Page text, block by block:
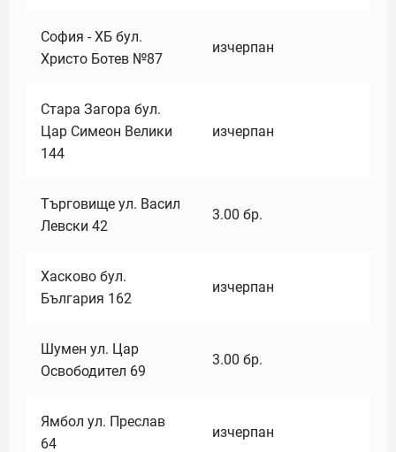
София - ХБ бул.
Христо Ботев №87
изчерпан
Стара Загора бул.
Цар Симеон Велики
144
изчерпан
Търговище ул. Васил
Левски 42
3.00 бр.
Хасково бул.
България 162
изчерпан
Шумен ул. Цар
Освободител 69
3.00 бр.
Ямбол ул. Преслав
64
изчерпан